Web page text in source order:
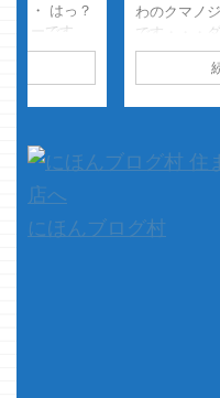
・・ はっ？
ジョーです
した・・・
わのクマノ
です・・・
も出てきた
す・・・・
食って下さ
通のソース
本題です 以
紹介制度の
にほんブログ村